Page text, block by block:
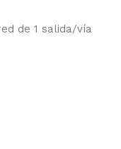
de 1 salida/vía